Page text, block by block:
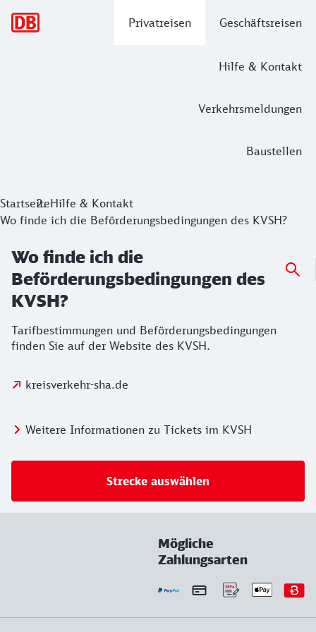
Privatreisen Geschäftsreisen
Hilfe & Kontakt
Verkehrsmeldungen
Baustellen
StartseiteHilfe & Kontakt
Wo finde ich die Beförderungsbedingungen des KVSH?
Wo finde ich die
Beförderungsbedingungen des
KVSH?
Tarifbestimmungen und Beförderungsbedingungen
finden Sie auf der Website des KVSH.
kreisverkehr-sha.de
Weitere Informationen zu Tickets im KVSH
Strecke auswählen
Mögliche
Zahlungsarten